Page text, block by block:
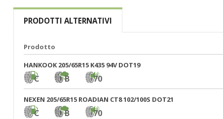
PRODOTTI ALTERNATIVI
Prodotto
HANKOOK 205/65R15 K435 94V DOT19
C B 70
NEXEN 205/65R15 ROADIAN CT8 102/100S DOT21
C B 70